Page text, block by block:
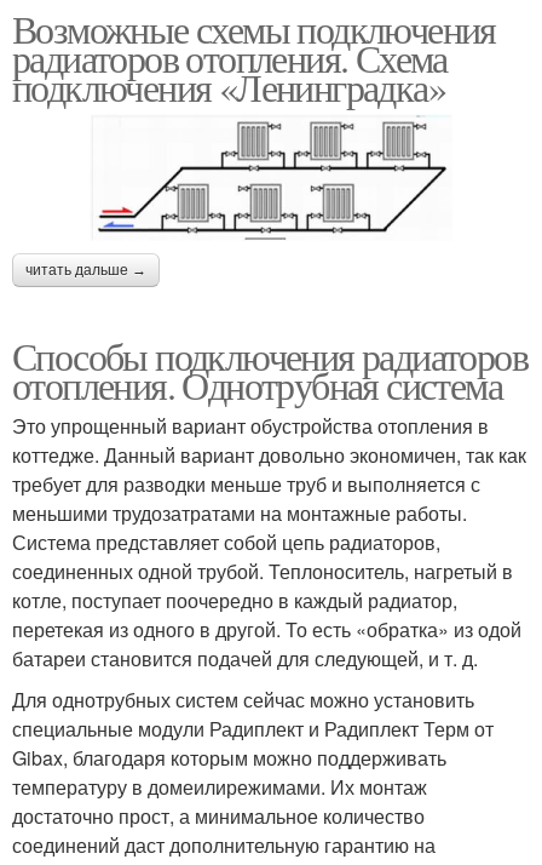
Возможные схемы подключения
радиаторов отопления. Схема
подключения «Ленинградка»
читать дальше →
Способы подключения радиаторов
отопления. Однотрубная система
Это упрощенный вариант обустройства отопления в
коттедже. Данный вариант довольно экономичен, так как
требует для разводки меньше труб и выполняется с
меньшими трудозатратами на монтажные работы.
Система представляет собой цепь радиаторов,
соединенных одной трубой. Теплоноситель, нагретый в
котле, поступает поочередно в каждый радиатор,
перетекая из одного в другой. То есть «обратка» из одой
батареи становится подачей для следующей, и т. д.
Для однотрубных систем сейчас можно установить
специальные модули Радиплект и Радиплект Терм от
Gibax, благодаря которым можно поддерживать
температуру в домеилирежимами. Их монтаж
достаточно прост, а минимальное количество
соединений даст дополнительную гарантию на